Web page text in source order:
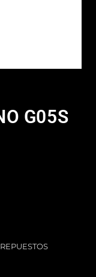
G05S
REPUESTOS